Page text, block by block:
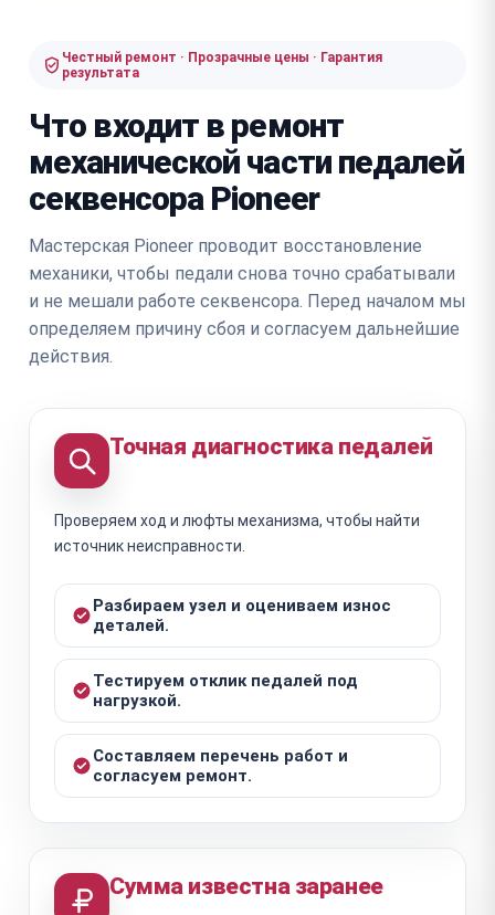
Честный ремонт · Прозрачные цены · Гарантия
результата
Что входит в ремонт
механической части педалей
секвенсора Pioneer
Мастерская Pioneer проводит восстановление
механики, чтобы педали снова точно срабатывали
и не мешали работе секвенсора. Перед началом мы
определяем причину сбоя и согласуем дальнейшие
действия.
Точная диагностика педалей
Проверяем ход и люфты механизма, чтобы найти
источник неисправности.
Разбираем узел и оцениваем износ
деталей.
Тестируем отклик педалей под
нагрузкой.
Составляем перечень работ и
согласуем ремонт.
Сумма известна заранее